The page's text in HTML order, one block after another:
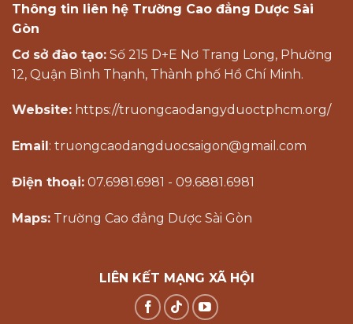
Thông tin liên hệ Trường Cao đẳng Dược Sài
Gòn
Cơ sở đào tạo: Số 215 D+E Nơ Trang Long, Phường
12, Quận Bình Thạnh, Thành phố Hồ Chí Minh.
Website: https://truongcaodangyduoctphcm.org/
Email : truongcaodangduocsaigon@gmail.com
Điện thoại: 07.6981.6981 - 09.6881.6981
Maps: Trường Cao đẳng Dược Sài Gòn
LIÊN KẾT MẠNG XÃ HỘI